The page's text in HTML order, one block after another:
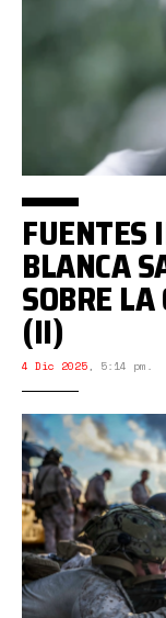
FUENTES
BLANCA
SOBRE LA
(II)
4 Dic 2025, 5:14 pm.